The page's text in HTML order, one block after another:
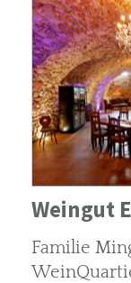
Weingut
Familie